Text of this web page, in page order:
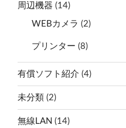
周辺機器 (14)
WEBカメラ (2)
プリンター (8)
有償ソフト紹介 (4)
未分類 (2)
無線LAN (14)